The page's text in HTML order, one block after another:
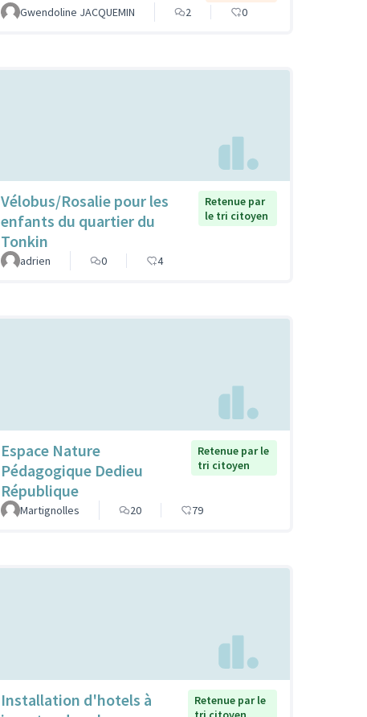
Gwendoline JACQUEMIN
2 0
Vélobus/Rosalie pour les
enfants du quartier du
Tonkin
Retenue par
le tri citoyen
adrien 0 4
Espace Nature
Pédagogique Dedieu
République
Retenue par le
tri citoyen
Martignolles 20 79
Installation d'hotels à
Retenue par le